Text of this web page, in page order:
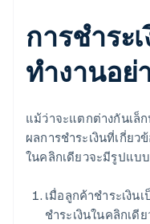
การชำระ
ทำงานอย่
แม้ว่าจะแตกต่างกันเล็
ผลการชำระเงินที่เกี่ยว
ในคลิกเดียวจะมีรูปแบ
เมื่อลูกค้าชำระเงิน
ชำระเงินในคลิกเดี